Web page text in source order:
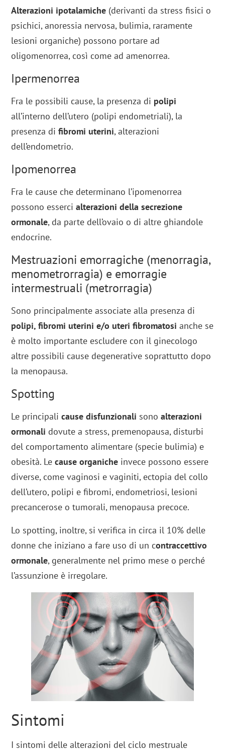
Alterazioni ipotalamiche (derivanti da stress fisici o
psichici, anoressia nervosa, bulimia, raramente
lesioni organiche) possono portare ad
oligomenorrea, così come ad amenorrea.
Ipermenorrea
Fra le possibili cause, la presenza di polipi
all’interno dell’utero (polipi endometriali), la
presenza difibromi uterini, alterazioni
dell’endometrio.
Ipomenorrea
Fra le cause che determinano l’ipomenorrea
possono essercialterazioni della secrezione
ormonale, da parte dell’ovaio o di altre ghiandole
endocrine.
Mestruazioni emorragiche (menorragia,
menometrorragia) e emorragie
intermestruali (metrorragia)
Sono principalmente associate alla presenza di
polipi, fibromi uterini e/o uteri fibromatosi anche se
è molto importante escludere con il ginecologo
altre possibili cause degenerative soprattutto dopo
la menopausa.
Spotting
Le principalicause disfunzionali sonoalterazioni
ormonali dovute a stress, premenopausa, disturbi
del comportamento alimentare (specie bulimia) e
obesità. Lecause organiche invece possono essere
diverse, come vaginosi e vaginiti, ectopia del collo
dell’utero, polipi e fibromi, endometriosi, lesioni
precancerose o tumorali, menopausa precoce.
Lo spotting, inoltre, si verifica in circa il 10% delle
donne che iniziano a fare uso di un contraccettivo
ormonale, generalmente nel primo mese o perché
l’assunzione è irregolare.
Sintomi
I sintomi delle alterazioni del ciclo mestruale